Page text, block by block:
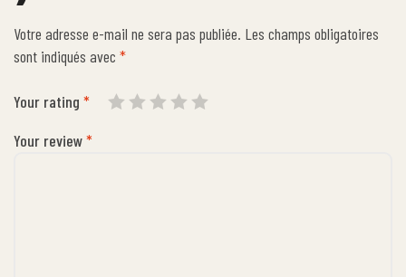
Votre adresse e-mail ne sera pas publiée. Les champs obligatoires
sont indiqués avec *
Your rating *
Your review*